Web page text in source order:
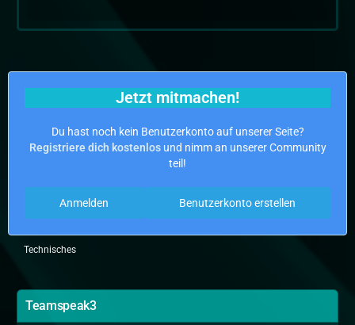
Jetzt mitmachen!
Du hast noch kein Benutzerkonto auf unserer Seite?
Registriere dich kostenlosund nimm an unserer Community
teil!
Benutzerkonto erstellen
Anmelden
Technisches
Teamspeak3